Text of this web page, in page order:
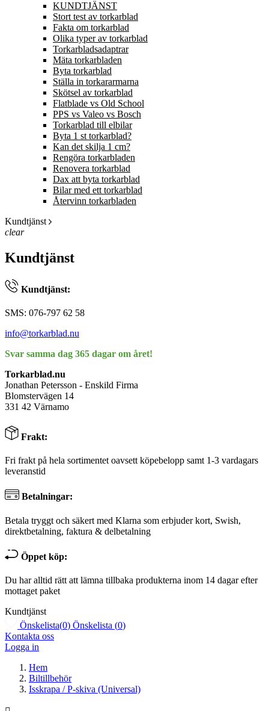
KUNDTJÄNST
Stort test av torkarblad
Fakta om torkarblad
Olika typer av torkarblad
Torkarbladsadaptrar
Mäta torkarbladen
Byta torkarblad
Ställa in torkararmarna
Skötsel av torkarblad
Flatblade vs Old School
PPS vs Valeo vs Bosch
Torkarblad till elbilar
Byta 1 st torkarblad?
Kan det skilja 1 cm?
Rengöra torkarbladen
Renovera torkarblad
Dax att byta torkarblad
Bilar med ett torkarblad
Återvinn torkarbladen
Kundtjänst
clear
Kundtjänst
Kundtjänst:
SMS: 076-797 62 58
info@torkarblad.nu
Svar samma dag 365 dagar om året!
Torkarblad.nu
Jonathan Petersson - Enskild Firma
Blomstervägen 14
331 42 Värnamo
Frakt:
Fri frakt på hela sortimentet oavsett köpebelopp samt 1-3 vardagars
leveranstid
Betalningar:
Betala tryggt och säkert med Klarna som erbjuder kort, Swish,
direktbetalning, faktura & delbetalning
Öppet köp:
Du har alltid rätt att lämna tillbaka produkterna inom 14 dagar efter
mottaget paket
Kundtjänst
Önskelista(0) Önskelista (0)
Kontakta oss
Logga in
Hem
Biltillbehör
Isskrapa / P-skiva (Universal)